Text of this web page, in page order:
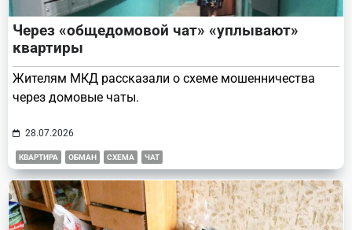
Через «общедомовой чат» «уплывают»
квартиры
Жителям МКД рассказали о схеме мошенничества
через домовые чаты.
28.07.2026
КВАРТИРА ОБМАН СХЕМА ЧАТ